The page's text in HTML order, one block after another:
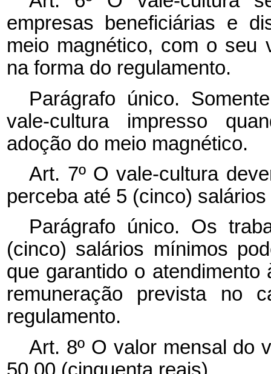
empresas beneficiárias e
meio magnético, com o seu
na forma do regulamento.
Parágrafo único.
vale-cultura impresso
adoção do meio magnético.
Art. 7º O vale-cultura
perceba até 5 (cinco)
Parágrafo único. Os
(cinco) salários mínimos
que garantido o
remuneração prevista no
regulamento.
Art. 8º O valor mensal do
50,00 (cinquenta reais).